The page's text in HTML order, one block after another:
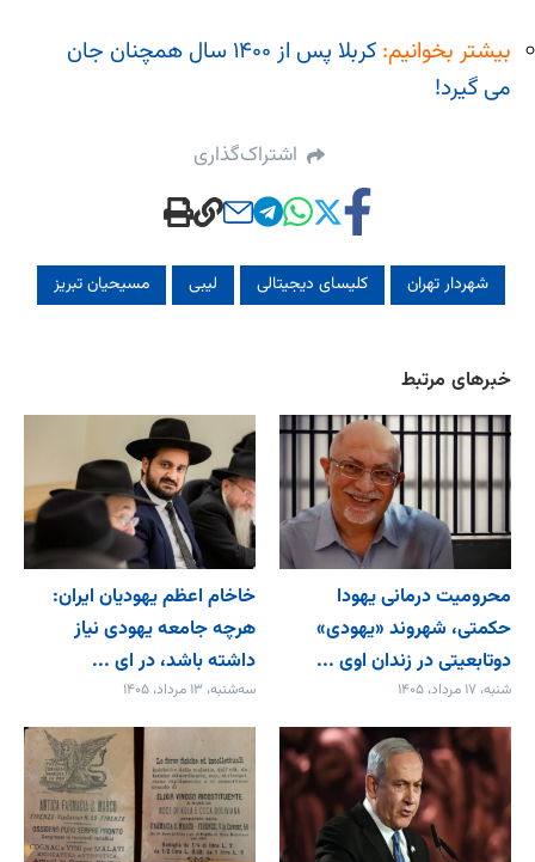
بیشتر بخوانیم:
کربلا پس از ۱۴۰۰ سال همچنان جان
می گیرد!
اشتراک‌گذاری
شهردار تهران کلیسای دیجیتالی لیبی مسیحیان تبریز
خبرهای مرتبط
محرومیت درمانی یهودا
حکمتی، شهروند «یهودی»
دوتابعیتی در زندان اوی ...
شنبه، ۱۷ مرداد، ۱۴۰۵
خاخام اعظم یهودیان ایران:
هرچه جامعه یهودی نیاز
داشته باشد، در ای ...
سه‌شنبه، ۱۳ مرداد، ۱۴۰۵